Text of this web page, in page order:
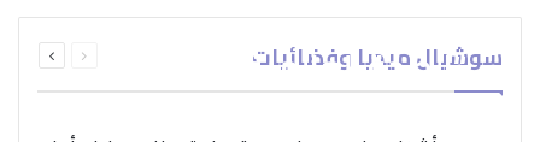
سوشيال ميديا وفضائيات الصفحةالصفحة
بمناسبة اليوم الدولي..
“الصحة العالمية” تؤكد
ضرورة اتباع نهج متكامل